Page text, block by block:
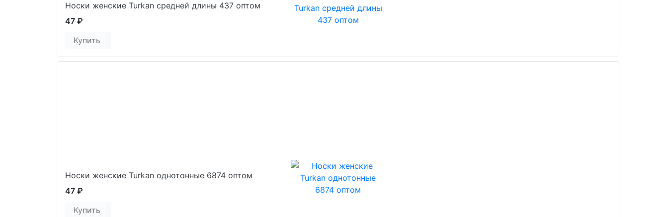
Носки женские Turkan средней длины 437 оптом
47 ₽
Купить
Носки женские Turkan однотонные 6874 оптом
47 ₽
Купить